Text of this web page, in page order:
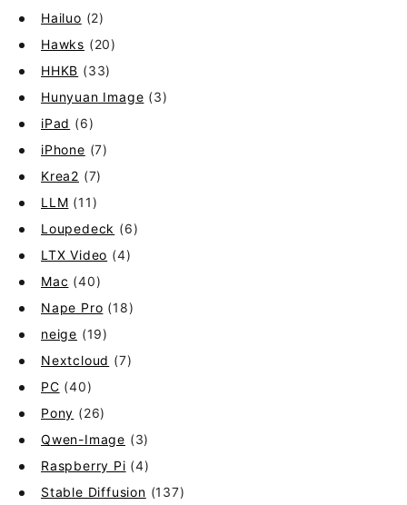
Hailuo (2)
Hawks (20)
HHKB (33)
Hunyuan Image (3)
iPad (6)
iPhone (7)
Krea2 (7)
LLM (11)
Loupedeck (6)
LTX Video (4)
Mac (40)
Nape Pro (18)
neige (19)
Nextcloud (7)
PC (40)
Pony (26)
Qwen-Image (3)
Raspberry Pi (4)
Stable Diffusion (137)